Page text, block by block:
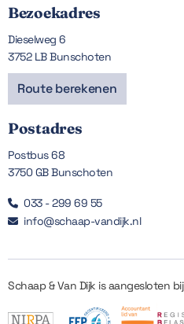
Bezoekadres
Dieselweg 6
3752 LB Bunschoten
Route berekenen
Postadres
Postbus 68
3750 GB Bunschoten
 033 - 299 69 55
 info@schaap-vandijk.nl
Schaap & Van Dijk is aangesloten bij